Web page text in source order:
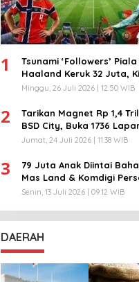
1
Tsunami ‘Followers’
Haaland Keruk 32 Juta,
Bikin Geger!
Minggu, 26 Juli 2026 | 12:50 WIB
2
Tarikan Magnet Rp 1,4
BSD City, Buka 1736
Jumat, 24 Juli 2026 | 11:38 WIB
3
79 Juta Anak Diintai
Mas Land & Komdigi
Ratusan Guru!
Senin, 13 Juli 2026 | 09:12 WIB
DAERAH